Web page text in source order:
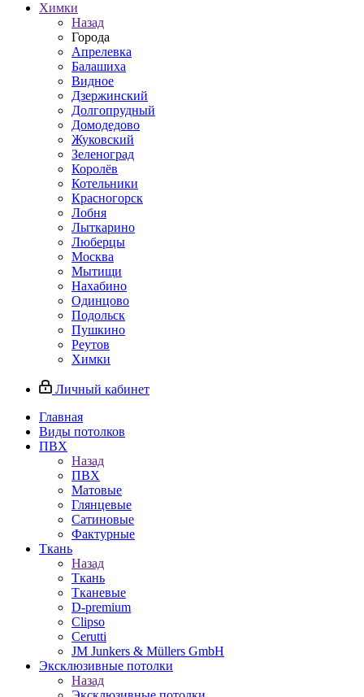
Химки
Назад
Города
Апрелевка
Балашиха
Видное
Дзержинский
Долгопрудный
Домодедово
Жуковский
Зеленоград
Королёв
Котельники
Красногорск
Лобня
Лыткарино
Люберцы
Москва
Мытищи
Нахабино
Одинцово
Подольск
Пушкино
Реутов
Химки
Личный кабинет
Главная
Виды потолков
ПВХ
Назад
ПВХ
Матовые
Глянцевые
Сатиновые
Фактурные
Ткань
Назад
Ткань
Тканевые
D-premium
Clipso
Cerutti
JM Junkers & Müllers GmbH
Эксклюзивные потолки
Назад